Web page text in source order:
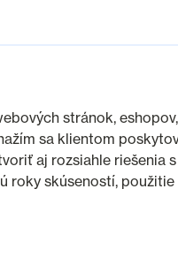
stránok, eshopov,
sa klientom
aj rozsiahle riešenia s
roky skúseností, použitie